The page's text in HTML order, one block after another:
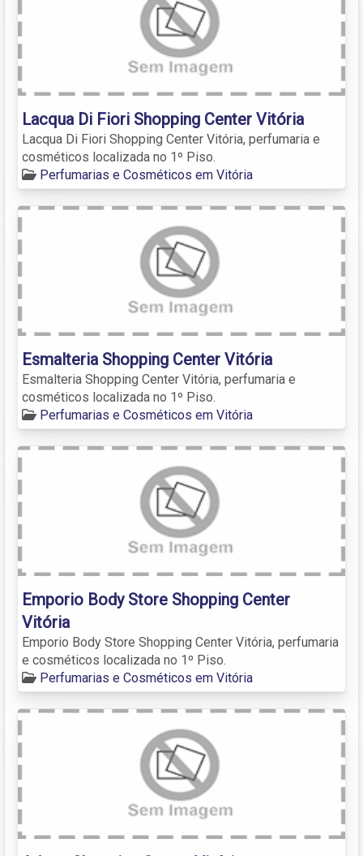
Lacqua Di Fiori Shopping Center Vitória
Lacqua Di Fiori Shopping Center Vitória, perfumaria e
cosméticos localizada no 1º Piso.
Perfumarias e Cosméticos em Vitória
Esmalteria Shopping Center Vitória
Esmalteria Shopping Center Vitória, perfumaria e
cosméticos localizada no 1º Piso.
Perfumarias e Cosméticos em Vitória
Emporio Body Store Shopping Center
Vitória
Emporio Body Store Shopping Center Vitória, perfumaria
e cosméticos localizada no 1º Piso.
Perfumarias e Cosméticos em Vitória